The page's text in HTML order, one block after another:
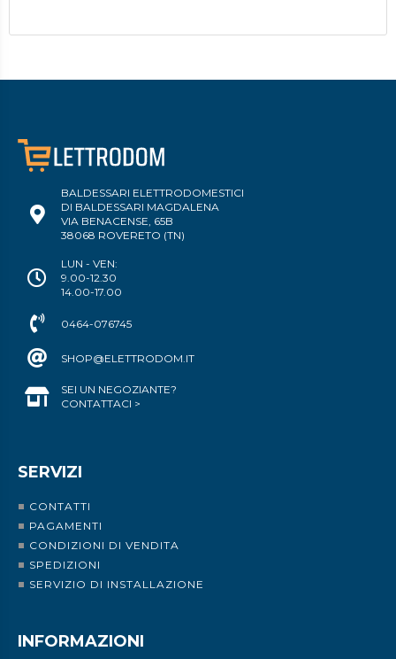
BALDESSARI ELETTRODOMESTICI
DI BALDESSARI MAGDALENA
VIA BENACENSE, 65B
38068 ROVERETO (TN)
LUN - VEN:
9.00-12.30
14.00-17.00
0464-076745
SHOP@ELETTRODOM.IT
SEI UN NEGOZIANTE?
CONTATTACI >
SERVIZI
CONTATTI
PAGAMENTI
CONDIZIONI DI VENDITA
SPEDIZIONI
SERVIZIO DI INSTALLAZIONE
INFORMAZIONI